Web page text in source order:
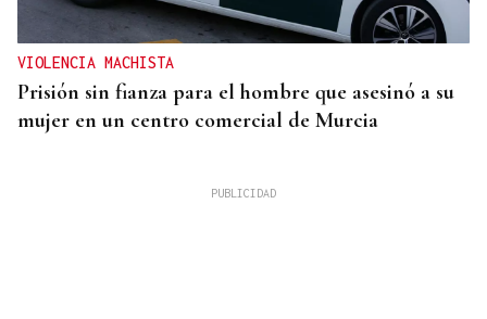
VIOLENCIA MACHISTA
Prisión sin fianza para el hombre que asesinó a su
mujer en un centro comercial de Murcia